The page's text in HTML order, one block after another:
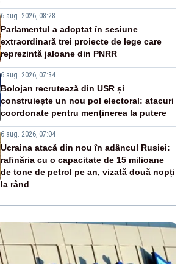
6 aug. 2026, 08:28
Parlamentul a adoptat în sesiune
extraordinară trei proiecte de lege care
reprezintă jaloane din PNRR
6 aug. 2026, 07:34
Bolojan recrutează din USR și
construiește un nou pol electoral: atacuri
coordonate pentru menținerea la putere
6 aug. 2026, 07:04
Ucraina atacă din nou în adâncul Rusiei:
rafinăria cu o capacitate de 15 milioane
de tone de petrol pe an, vizată două nopți
la rând